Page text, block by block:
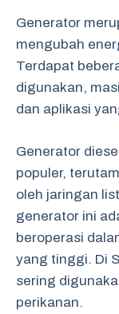
Generator
mengubah
Terdapat
digunakan,
dan aplikasi
Generator
populer,
oleh jaringan
generator ini
beroperasi
yang tinggi. Di
sering
perikanan.